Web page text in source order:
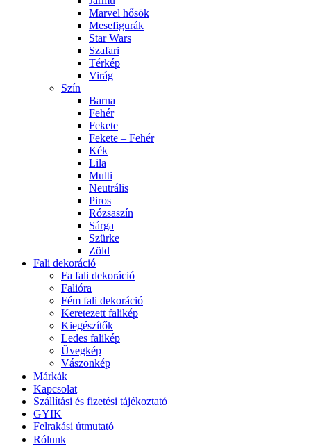
Marvel hősök
Mesefigurák
Star Wars
Szafari
Térkép
Virág
Szín
Barna
Fehér
Fekete
Fekete – Fehér
Kék
Lila
Multi
Neutrális
Piros
Rózsaszín
Sárga
Szürke
Zöld
Fali dekoráció
Fa fali dekoráció
Falióra
Fém fali dekoráció
Keretezett falikép
Kiegészítők
Ledes falikép
Üvegkép
Vászonkép
Márkák
Kapcsolat
Szállítási és fizetési tájékoztató
GYIK
Felrakási útmutató
Rólunk